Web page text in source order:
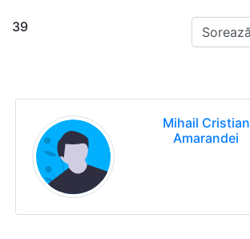
39
Mihail Cristian
Amarandei